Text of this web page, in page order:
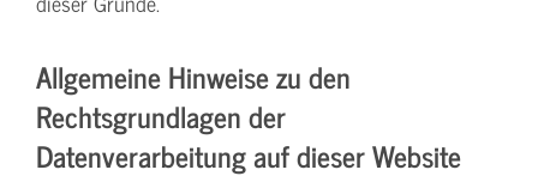
Allgemeine Hinweise zu den
Rechtsgrundlagen der
Datenverarbeitung auf dieser Website